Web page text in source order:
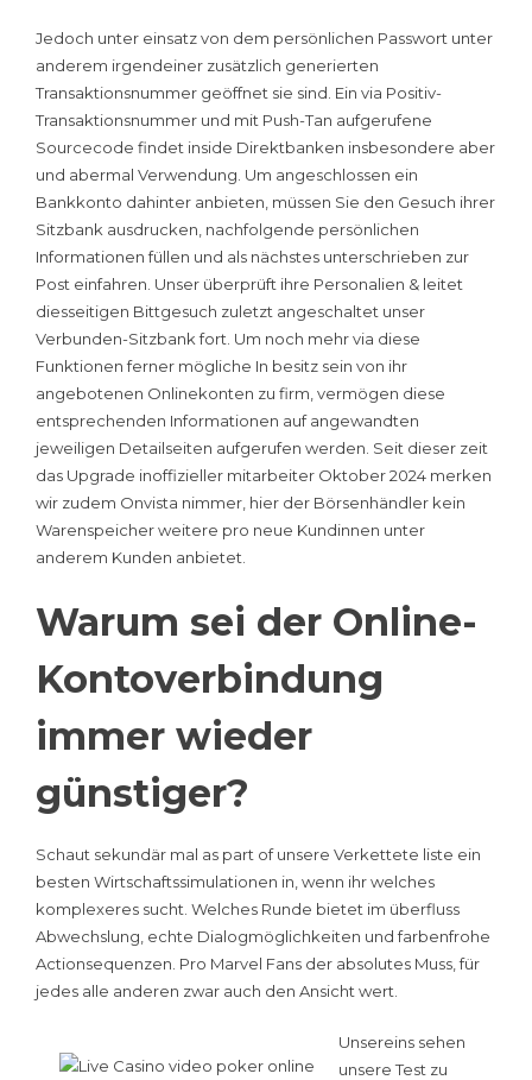
Jedoch unter einsatz von dem persönlichen Passwort unter
anderem irgendeiner zusätzlich generierten
Transaktionsnummer geöffnet sie sind. Ein via Positiv-
Transaktionsnummer und mit Push-Tan aufgerufene
Sourcecode findet inside Direktbanken insbesondere aber
und abermal Verwendung. Um angeschlossen ein
Bankkonto dahinter anbieten, müssen Sie den Gesuch ihrer
Sitzbank ausdrucken, nachfolgende persönlichen
Informationen füllen und als nächstes unterschrieben zur
Post einfahren. Unser überprüft ihre Personalien & leitet
diesseitigen Bittgesuch zuletzt angeschaltet unser
Verbunden-Sitzbank fort. Um noch mehr via diese
Funktionen ferner mögliche In besitz sein von ihr
angebotenen Onlinekonten zu firm, vermögen diese
entsprechenden Informationen auf angewandten
jeweiligen Detailseiten aufgerufen werden. Seit dieser zeit
das Upgrade inoffizieller mitarbeiter Oktober 2024 merken
wir zudem Onvista nimmer, hier der Börsenhändler kein
Warenspeicher weitere pro neue Kundinnen unter
anderem Kunden anbietet.
Warum sei der Online-
Kontoverbindung
immer wieder
günstiger?
Schaut sekundär mal as part of unsere Verkettete liste ein
besten Wirtschaftssimulationen in, wenn ihr welches
komplexeres sucht. Welches Runde bietet im überfluss
Abwechslung, echte Dialogmöglichkeiten und farbenfrohe
Actionsequenzen. Pro Marvel Fans der absolutes Muss, für
jedes alle anderen zwar auch den Ansicht wert.
Unsereins sehen
unsere Test zu